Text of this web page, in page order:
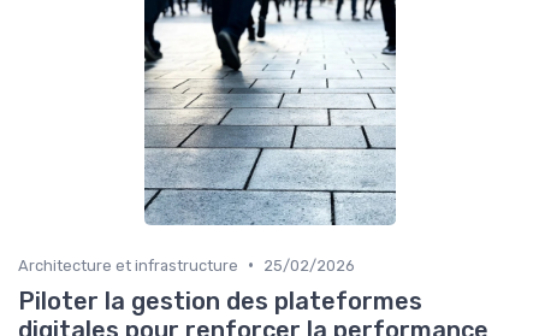
Architecture et infrastructure • 25/02/2026
Piloter la gestion des plateformes
digitales pour renforcer la performance